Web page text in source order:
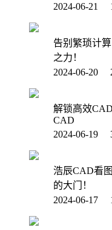
2024-06-21
告别繁琐计
之力！
2024-06-20
解锁高效
CAD
2024-06-19
浩辰CAD看
的大门！
2024-06-17